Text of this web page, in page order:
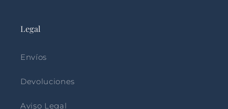
Legal
Envíos
Devoluciones
Aviso Legal